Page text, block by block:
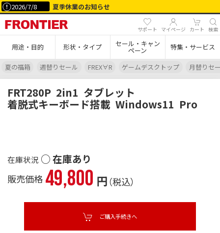
2026/7/8 夏季休業のお知らせ
サポート マイページ カート 検索
用途・目的 形状・タイプ セール・キャン
ペーン 特集・サービス
夏の福箱 週替りセール FREX∀R ゲームデスクトップ 月替りセ
FRT280P 2in1 タブレット
着脱式キーボード搭載 Windows11 Pro
○ 在庫あり
販売価格 49,800 円（税込）
ご購入手続きへ